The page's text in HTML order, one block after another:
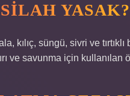
YASAK?
kılıç, süngü, sivri ve
ve savunma için kullanılan